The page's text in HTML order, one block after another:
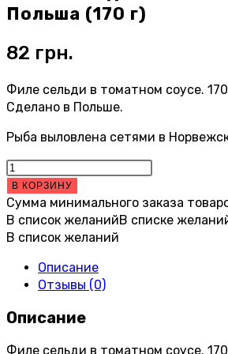
Польша (170 г)
82 грн.
Филе сельди в томатном соусе.
Сделано в Польше.
Рыба выловлена сетями в
Количество
товара
Филе
сельди
в
соусе,
Польша
г)
В КОРЗИНУ
Сумма минимального заказа
В список желанийВ списке
В список желаний
Описание
Отзывы (0)
Описание
Филе сельди в томатном соусе.